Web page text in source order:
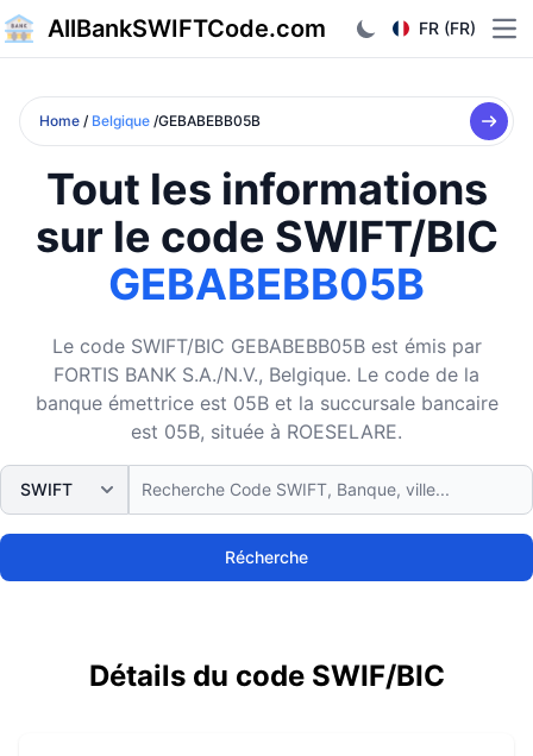
AllBankSWIFTCode.com FR (FR)
Home / Belgique /GEBABEBB05B
Tout les informations
sur le code SWIFT/BIC
GEBABEBB05B
Le code SWIFT/BIC GEBABEBB05B est émis par
FORTIS BANK S.A./N.V., Belgique. Le code de la
banque émettrice est 05B et la succursale bancaire
est 05B, située à ROESELARE.
Récherche
Détails du code SWIF/BIC